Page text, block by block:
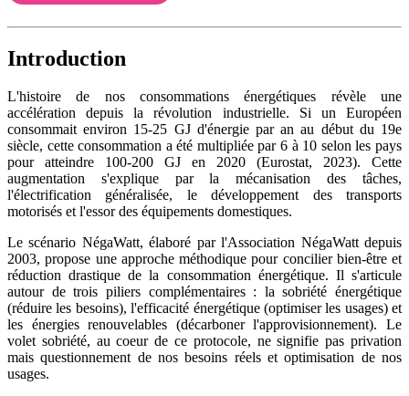
Introduction
L'histoire de nos consommations énergétiques révèle une
accélération depuis la révolution industrielle. Si un Européen
consommait environ 15-25 GJ d'énergie par an au début du 19e
siècle, cette consommation a été multipliée par 6 à 10 selon les pays
pour atteindre 100-200 GJ en 2020 (Eurostat, 2023). Cette
augmentation s'explique par la mécanisation des tâches,
l'électrification généralisée, le développement des transports
motorisés et l'essor des équipements domestiques.
Le scénario NégaWatt, élaboré par l'Association NégaWatt depuis
2003, propose une approche méthodique pour concilier bien-être et
réduction drastique de la consommation énergétique. Il s'articule
autour de trois piliers complémentaires : la sobriété énergétique
(réduire les besoins), l'efficacité énergétique (optimiser les usages) et
les énergies renouvelables (décarboner l'approvisionnement). Le
volet sobriété, au coeur de ce protocole, ne signifie pas privation
mais questionnement de nos besoins réels et optimisation de nos
usages.